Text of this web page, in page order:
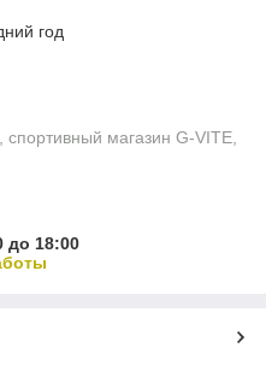
год
магазин G-VITE,
до 18:00